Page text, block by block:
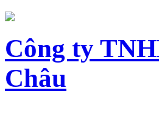
Công ty
Châu